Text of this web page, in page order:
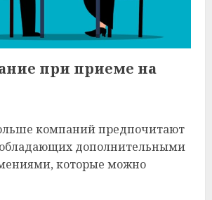
при приеме на
компаний предпочитают
дополнительными
которые можно